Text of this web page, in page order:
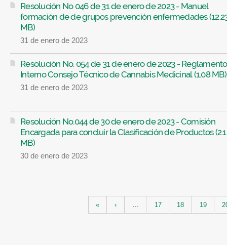
Resolución No 046 de 31 de enero de 2023 - Manuel
formación de de grupos prevención enfermedades
MB)
31 de enero de 2023
Resolución No. 054 de 31 de enero de 2023 - Reglamento
Interno Consejo Técnico de Cannabis Medicinal (1.08 MB)
31 de enero de 2023
Resolución No.044 de 30 de enero de 2023 - Comisión
Encargada para concluir la Clasificación de Productos
MB)
30 de enero de 2023
« ‹ 17 18 19